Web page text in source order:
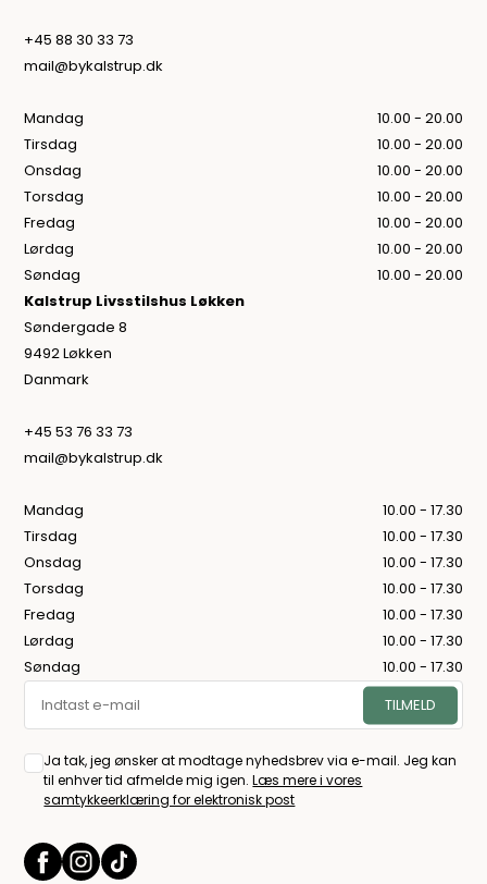
+45 88 30 33 73
mail@bykalstrup.dk
Mandag
10.00 - 20.00
Tirsdag
10.00 - 20.00
Onsdag
10.00 - 20.00
Torsdag
10.00 - 20.00
Fredag
10.00 - 20.00
Lørdag
10.00 - 20.00
Søndag
10.00 - 20.00
Kalstrup Livsstilshus Løkken
Søndergade 8
9492 Løkken
Danmark
+45 53 76 33 73
mail@bykalstrup.dk
Mandag
10.00 - 17.30
Tirsdag
10.00 - 17.30
Onsdag
10.00 - 17.30
Torsdag
10.00 - 17.30
Fredag
10.00 - 17.30
Lørdag
10.00 - 17.30
Søndag
10.00 - 17.30
Ja tak, jeg ønsker at modtage nyhedsbrev via e-mail. Jeg kan
til enhver tid afmelde mig igen.Læs mere i vores
samtykkeerklæring for elektronisk post